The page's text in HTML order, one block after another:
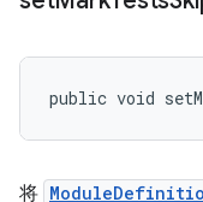
public void
将